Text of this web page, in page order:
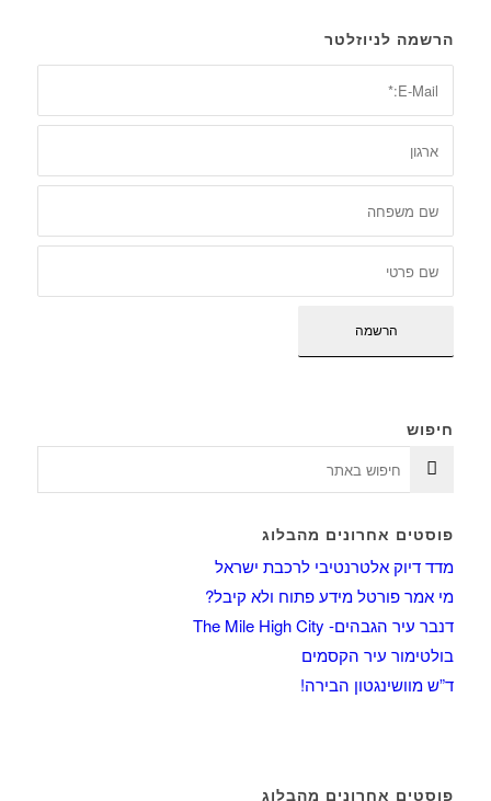
הרשמה לניוזלטר
חיפוש
פוסטים אחרונים מהבלוג
מדד דיוק אלטרנטיבי לרכבת ישראל
מי אמר פורטל מידע פתוח ולא קיבל?
דנבר עיר הגבהים- The Mile High City
בולטימור עיר הקסמים
ד”ש מוושינגטון הבירה!
פוסטים אחרונים מהבלוג